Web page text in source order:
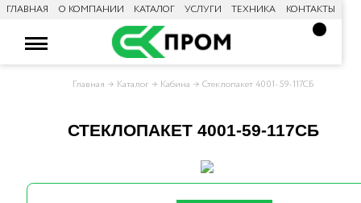
ГЛАВНАЯ О КОМПАНИИ КАТАЛОГ УСЛУГИ ТЕХНИКА КОНТАКТЫ
Главная Каталог Кабина Стеклопакет 4001-59-117СБ
СТЕКЛОПАКЕТ 4001-59-117СБ